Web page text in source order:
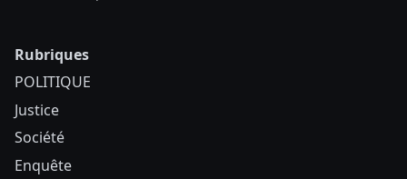
Rubriques
POLITIQUE
Justice
Société
Enquête